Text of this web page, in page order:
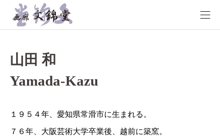
山田 和
Yamada-Kazu
１９５４年、愛知県常滑市に生まれる。
７６年、大阪芸術大学卒業後、越前に築窯。